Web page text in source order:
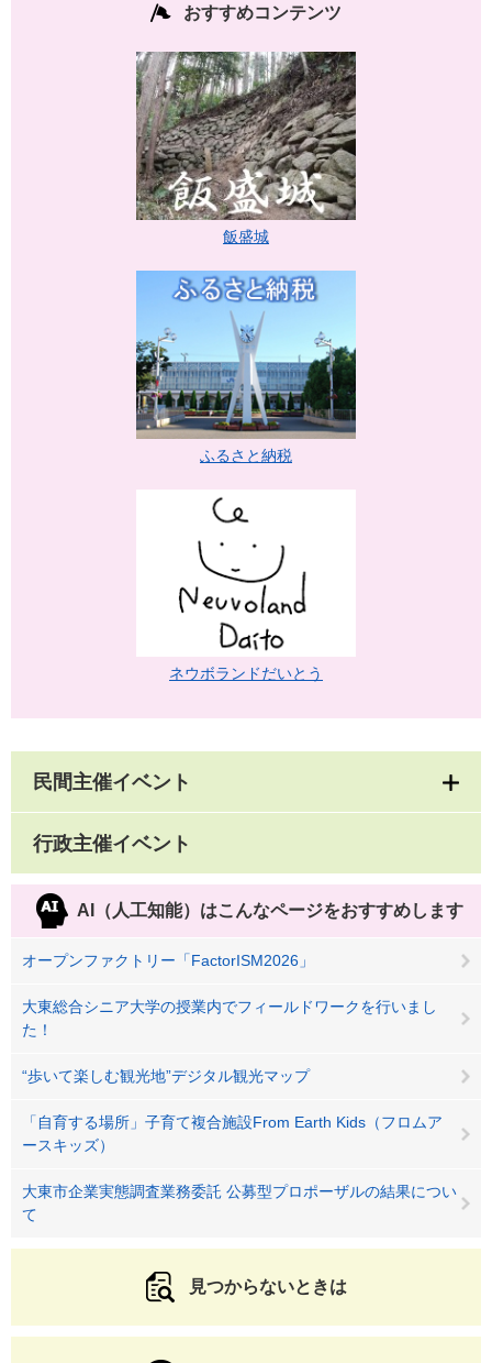
おすすめコンテンツ
飯盛城
ふるさと納税
ネウボランドだいとう
民間主催イベント
行政主催イベント
AI（人工知能）はこんなページをおすすめします
オープンファクトリー「FactorISM2026」
大東総合シニア大学の授業内でフィールドワークを行いまし
た！
“歩いて楽しむ観光地”デジタル観光マップ
「自育する場所」子育て複合施設From Earth Kids（フロムア
ースキッズ）
大東市企業実態調査業務委託 公募型プロポーザルの結果につい
て
見つからないときは